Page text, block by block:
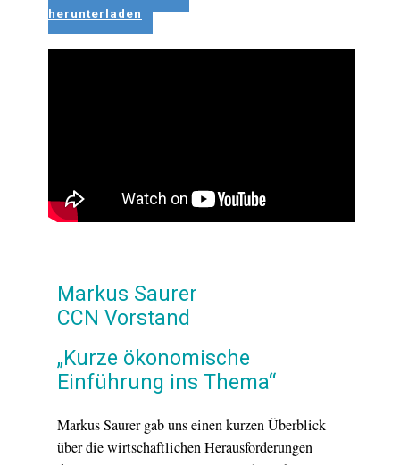
herunterladen
Markus Saurer
CCN Vorstand
„Kurze ökonomische
Einführung ins Thema“
Markus Saurer gab uns einen kurzen Überblick
über die wirtschaftlichen Herausforderungen